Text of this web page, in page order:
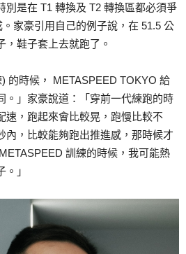
別是在 T1 轉換及 T2 轉換區都必須爭
家豪引用自己的例子說，在 51.5 公
，鞋子套上去就跑了。
) 的時候， METASPEED TOKYO 給
。」家豪說道：「穿前一代練跑的時
速，跑起來會比較晃，跑慢比較不
內，比較能夠跑出推進感，那時候才
訓練的時候，我可能熱
」